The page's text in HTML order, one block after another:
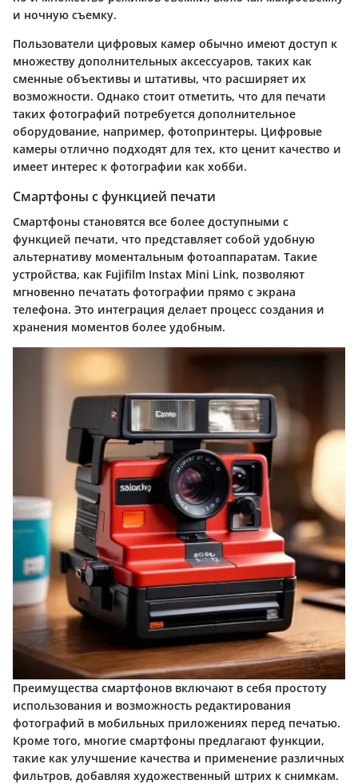
и ночную съемку.
Пользователи цифровых камер обычно имеют доступ к
множеству дополнительных аксессуаров, таких как
сменные объективы и штативы, что расширяет их
возможности. Однако стоит отметить, что для печати
таких фотографий потребуется дополнительное
оборудование, например, фотопринтеры. Цифровые
камеры отлично подходят для тех, кто ценит качество и
имеет интерес к фотографии как хобби.
Смартфоны с функцией печати
Смартфоны становятся все более доступными с
функцией печати, что представляет собой удобную
альтернативу моментальным фотоаппаратам. Такие
устройства, как Fujifilm Instax Mini Link, позволяют
мгновенно печатать фотографии прямо с экрана
телефона. Это интеграция делает процесс создания и
хранения моментов более удобным.
Преимущества смартфонов включают в себя простоту
использования и возможность редактирования
фотографий в мобильных приложениях перед печатью.
Кроме того, многие смартфоны предлагают функции,
такие как улучшение качества и применение различных
фильтров, добавляя художественный штрих к снимкам.